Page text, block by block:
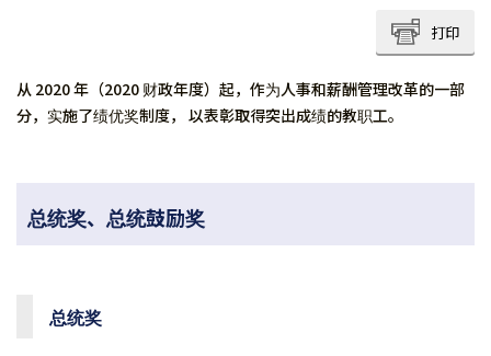
打印
从 2020 年（2020 财政年度）起，作为人事和薪酬管理改革的一部
分，实施了绩优奖制度， 以表彰取得突出成绩的教职工。
总统奖、总统鼓励奖
总统奖